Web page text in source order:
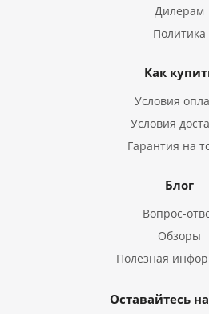
Дилерам
Политика
Как
Условия
Условия
Гарантия на
Блог
Вопрос-
Обзоры
Полезная
Оставайтесь